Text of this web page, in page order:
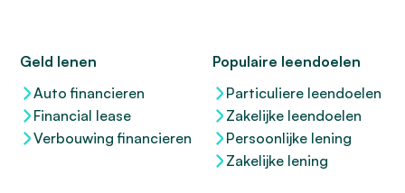
Geld lenen
Auto financieren
Financial lease
Verbouwing financieren
Populaire leendoelen
Particuliere leendoelen
Zakelijke leendoelen
Persoonlijke lening
Zakelijke lening